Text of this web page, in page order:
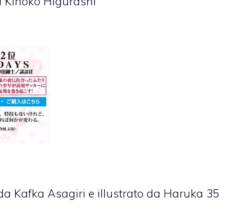
Kafka Asagiri e illustrato da Haruka 35